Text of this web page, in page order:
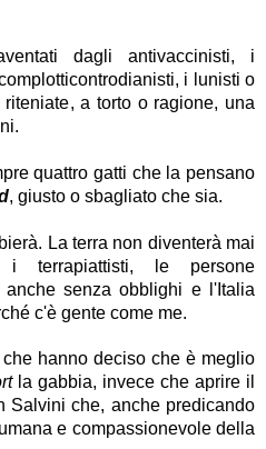
dagli antivaccinisti, i
i lunisti o
a torto o ragione, una
quattro gatti che la pensano
, giusto o sbagliato che sia.
La terra non diventerà mai
terrapiattisti, le persone
anche senza obblighi e l'Italia
c'è gente come me.
hanno deciso che è meglio
la gabbia, invece che aprire il
Salvini che, anche predicando
e compassionevole della